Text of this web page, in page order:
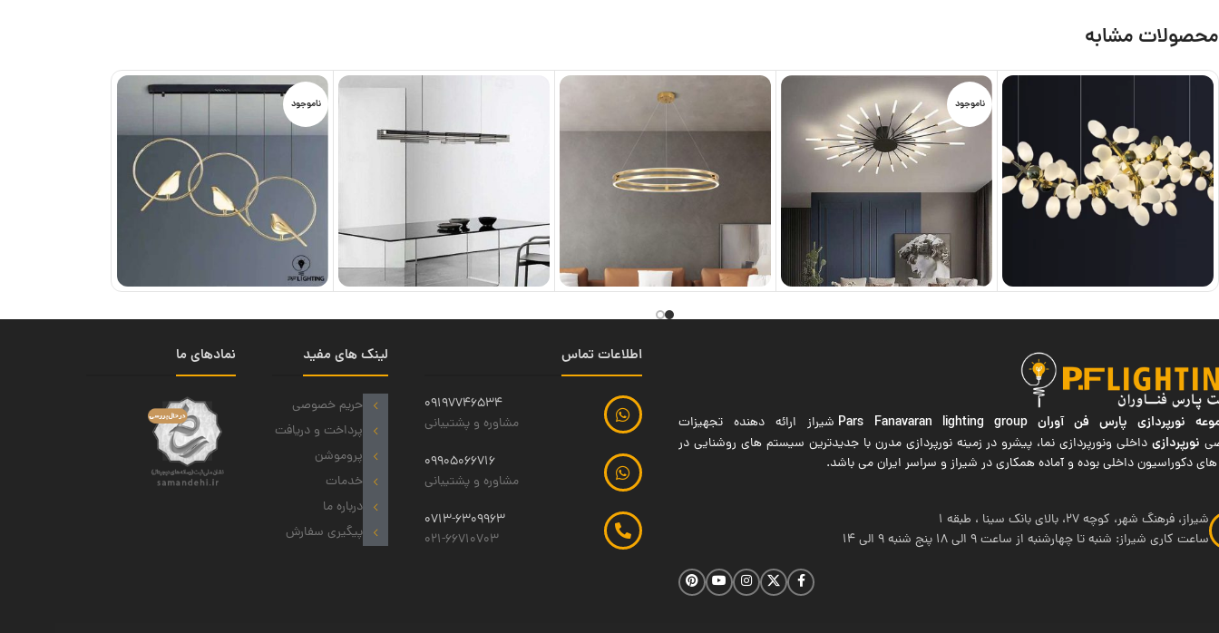
محصولات مشابه
ناموجود ناموجود
نورپردازی پارس فن آوران Pars Fanavaran lighting group شیراز ارائه دهنده تجهیزات
نورپردازیداخلی ونورپردازی نما، پیشرو در زمینه نورپردازی مدرن با جدیدترین سیستم های روشنایی در
های دکوراسیون داخلی بوده و آماده همکاری در شیراز و سراسر ایران می باشد.
شیراز، فرهنگ شهر، کوچه 27، بالای بانک سینا ، طبقه 1
ساعت کاری شیراز: شنبه تا چهارشنبه از ساعت 9 الی 18 پنج شنبه 9 الی 14
اطلاعات تماس
09197746534
مشاوره و پشتیبانی
09905066716
مشاوره و پشتیبانی
0713-6309963
021-66710703
لینک های مفید
حریم خصوصی
پرداخت و دریافت
پروموشن
خدمات
درباره ما
پیگیری سفارش
نمادهای ما